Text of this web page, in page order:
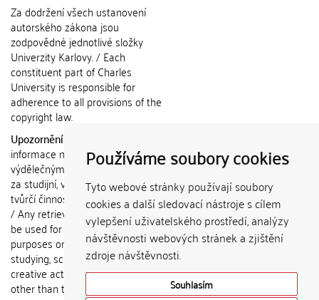
Používáme soubory cookies
Tyto webové stránky používají soubory
cookies a další sledovací nástroje s cílem
vylepšení uživatelského prostředí, analýzy
návštěvnosti webových stránek a zjištění
zdroje návštěvnosti.
Souhlasím
Za dodržení všech ustanovení
autorského zákona jsou
zodpovědné jednotlivé složky
Univerzity Karlovy. / Each
constituent part of Charles
University is responsible for
adherence to all provisions of the
copyright law.
Upozornění / Notice:
informace nemohou být použity k
výdělečným účelům nebo vydávány
za studijní, vědeckou nebo jinou
tvůrčí činnost jiné osoby než autora.
/ Any retrieved information shall not
be used for any commercial
purposes or claimed as results of
studying, scientific or any other
creative activities of any person
other than the author.